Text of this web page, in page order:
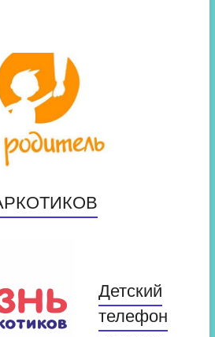
Детский
телефон